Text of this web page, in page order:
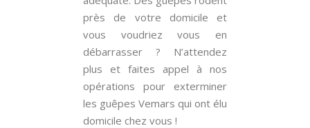
près de votre domicile et
vous voudriez vous en
débarrasser ? N’attendez
plus et faites appel à nos
opérations pour exterminer
les guêpes Vemars qui ont élu
domicile chez vous !